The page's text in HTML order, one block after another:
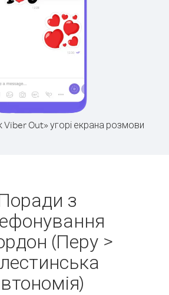
Viber Out» угорі екрана розмови
з
(Перу >